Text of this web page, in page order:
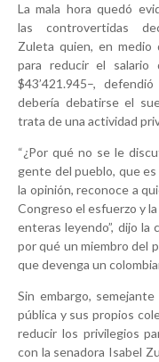
La mala hora quedó
las controvertidas
Zuleta quien, en
para reducir el salario
$43’421.945–,
debería debatirse el
trata de una actividad
“¿Por qué no se le
gente del pueblo, que
la opinión, reconoce a
Congreso el esfuerzo y
enteras leyendo”, dijo
por qué un miembro del
que devenga un
Sin embargo,
pública y sus propios
reducir los privilegios
con la senadora Isabel